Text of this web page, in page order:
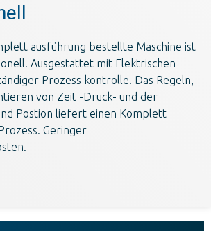
ausführung bestellte Maschine ist
Ausgestattet mit Elektrischen
Prozess kontrolle. Das Regeln,
von Zeit -Druck- und der
Postion liefert einen Komplett
Geringer